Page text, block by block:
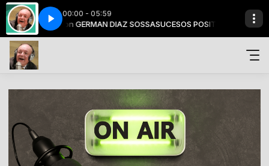
00:00 - 05:59
con GERMAN DIAZ SOSSASUCESOS POSITIVOS CON